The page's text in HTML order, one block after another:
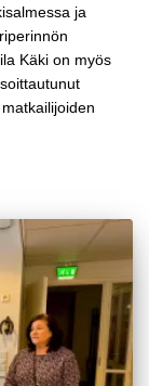
ja
Käki on myös